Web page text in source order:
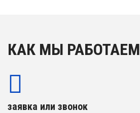
КАК МЫ РАБОТАЕМ
заявка или звонок